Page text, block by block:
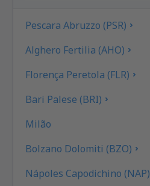
Pescara Abruzzo (PSR)
Alghero Fertilia (AHO)
Florença Peretola (FLR)
Bari Palese (BRI)
Milão
Bolzano Dolomiti (BZO)
Nápoles Capodichino (NAP)